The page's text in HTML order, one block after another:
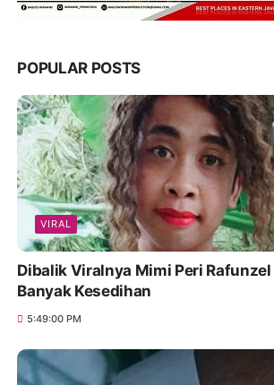
POPULAR POSTS
VIRAL
Dibalik Viralnya Mimi Peri
Banyak Kesedihan
5:49:00 PM